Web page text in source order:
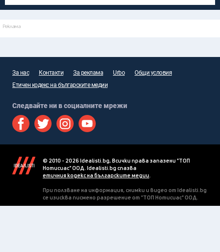
Реклама
За нас Контакти За реклама Urbo
Общи условия
Етичен кодекс на българските медии
Следвайте ни в социалните мрежи
© 2010 - 2026 Idealisti.bg, Всички права запазени "ТОП
Нотисиас" ООД. Idealisti.bg спазва
етичния кодекс на българските медии.
При ползване на информация, снимки и видео от Idealisti.bg
се изисква писмено разрешение от "ТОП Нотисиас" ООД.